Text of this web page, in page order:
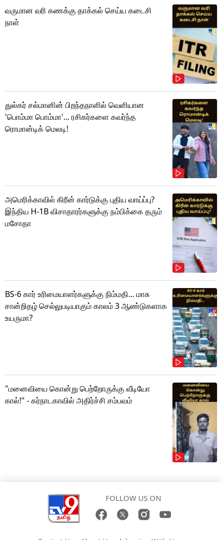
வருமான வரி கணக்கு தாக்கல் செய்ய கடைசி
நாள்
துல்கர் சல்மானின் பிறந்தநாளில் வெளியான
'பொம்மா பொம்மா'... ரசிகர்களை கவர்ந்த
ரொமான்டிக் மெலடி!
அமெரிக்காவில் கிரீன் கார்டுக்கு புதிய வாய்ப்பு?
இந்திய H-1B விசாதாரர்களுக்கு நம்பிக்கை தரும்
மசோதா
BS-6 கார் உரிமையாளர்களுக்கு நிம்மதி... மாசு
சான்றிதழ் செல்லுபடியாகும் காலம் 3 ஆண்டுகளாக
உயருமா?
"மனைவியை கொன்று பெற்றோருக்கு வீடியோ
கால்!" - கர்நாடகாவில் அதிர்ச்சி சம்பவம்
FOLLOW US ON